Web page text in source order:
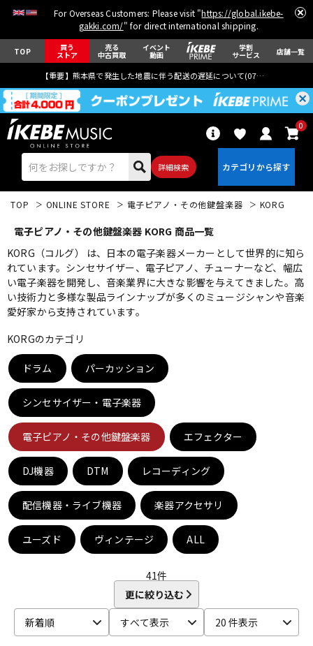
For Overseas Customers: Please visit "https://global.ikebe-
gakki.com/" for direct international shipping.
TOP 買う
ストア
売る
中古買取
イベント
動画
学割
サービス 店舗一覧
【重要】熊本県で発生した地震に伴う配送の遅延について(07月29日
詳細検索
0
エレキギター アコギ/エレアコ
ベース
ドラム
キーボード 電子ピアノ
管楽器 その他楽器
アンプ エフェクター
DTM オンライン納品 レコーディング機器
TOP ONLINE STORE 電子ピアノ・その他鍵盤楽器 KORG
電子ピアノ・その他鍵盤楽器 KORG 商品一覧
KORG（コルグ） は、日本の電子楽器メーカーとして世界的に知ら
れています。シンセサイザー、電子ピアノ、チューナーなど、幅広
い電子楽器を開発し、音楽業界に大きな影響を与えてきました。高
い技術力と多様な製品ラインナップが多くのミュージシャンや音楽
愛好家から支持されています。
KORGのカテゴリ
ドラム パーカッション
シンセサイザー・電子楽器
電子ピアノ・その他鍵盤楽器 エフェクター
DJ機器 DTM レコーディング
配信機器・ライブ機器 楽器アクセサリ
ユーズド ヴィンテージ ALL
41件
更に絞り込む
新着順
すべて表示 20 件表示